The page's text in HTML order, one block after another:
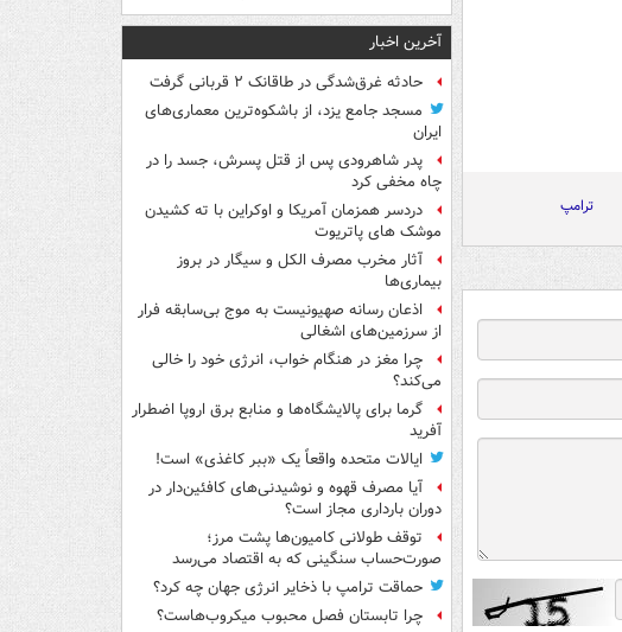
ترامپ
آخرین اخبار
حادثه غرق‌شدگی در طاقانک ۲ قربانی گرفت
مسجد جامع یزد، از باشکوه‌ترین معماری‌های
ایران
پدر شاهرودی پس از قتل پسرش، جسد را در
چاه مخفی کرد
دردسر همزمان آمریکا و اوکراین با ته کشیدن
موشک های پاتریوت
آثار مخرب مصرف الکل و سیگار در بروز
بیماری‌ها
اذعان رسانه صهیونیست به موج بی‌سابقه فرار
از سرزمین‌های اشغالی
چرا مغز در هنگام خواب، انرژی خود را خالی
می‌کند؟
گرما برای پالایشگاه‌ها و منابع برق اروپا اضطرار
آفرید
ایالات متحده واقعاً یک «ببر کاغذی» است!
آیا مصرف قهوه و نوشیدنی‌های کافئین‌دار در
دوران بارداری مجاز است؟
توقف طولانی کامیون‌ها پشت مرز؛
صورت‌حساب سنگینی که به اقتصاد می‌رسد
حماقت ترامپ با ذخایر انرژی جهان چه کرد؟
چرا تابستان فصل محبوب میکروب‌هاست؟